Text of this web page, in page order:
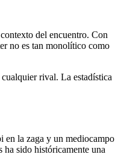
del encuentro. Con
no es tan monolítico como
rival. La estadística
en la zaga y un mediocampo
sido históricamente una